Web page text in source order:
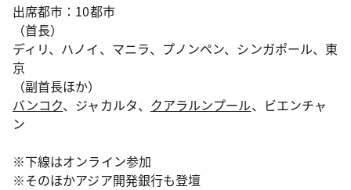
出席都市：10都市
（首長）
ディリ、ハノイ、マニラ、プノンペン、シンガポール、東
京
（副首長ほか）
バンコク、ジャカルタ、 クアラルンプール、ビエンチャ
ン
※下線はオンライン参加
※そのほかアジア開発銀行も登壇